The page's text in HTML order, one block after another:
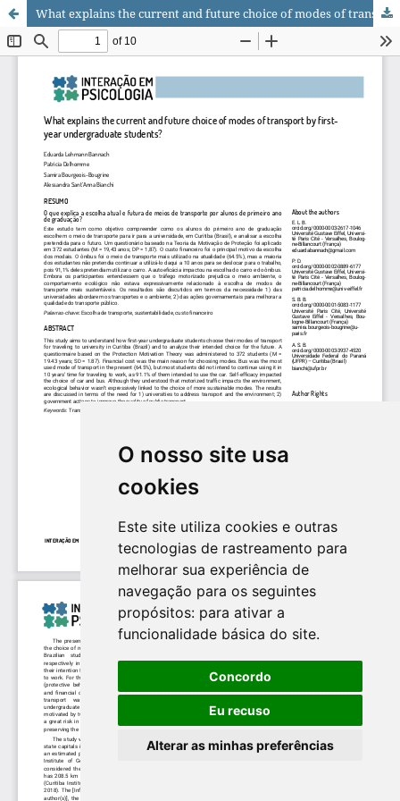
O nosso site usa
cookies
Este site utiliza cookies e outras
tecnologias de rastreamento para
melhorar sua experiência de
navegação para os seguintes
propósitos: para ativar a
funcionalidade básica do site.
Concordo
Eu recuso
Alterar as minhas preferências
What explains the current and future choice of modes of transport by first-year undergraduate students?